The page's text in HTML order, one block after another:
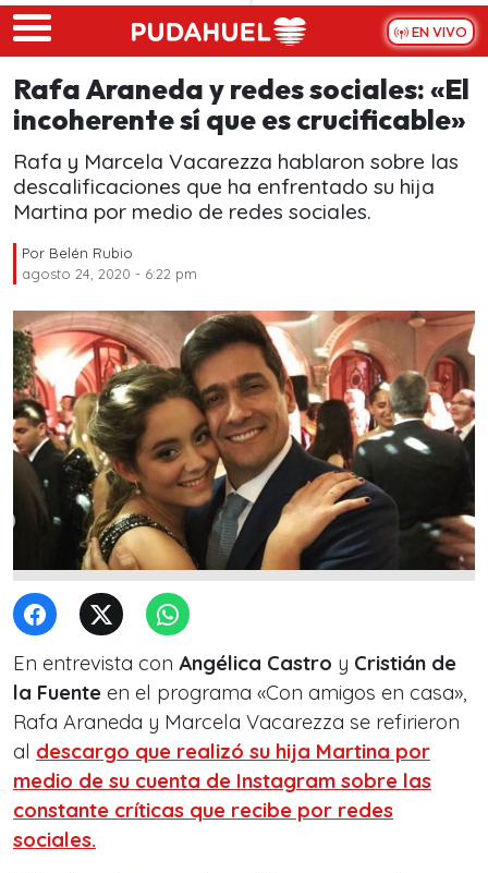
Skip to main content
EN VIVO
Rafa Araneda y redes sociales: «El
incoherente sí que es crucificable»
Rafa y Marcela Vacarezza hablaron sobre las
descalificaciones que ha enfrentado su hija
Martina por medio de redes sociales.
Por Belén Rubio
agosto 24, 2020 - 6:22 pm
En entrevista con Angélica Castro y Cristián de
la Fuente en el programa «Con amigos en casa»,
Rafa Araneda y Marcela Vacarezza se refirieron
al descargo que realizó su hija Martina por
medio de su cuenta de Instagram sobre las
constante críticas que recibe por redes
sociales.